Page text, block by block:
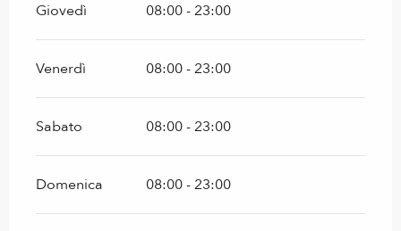
Giovedì 08:00 - 23:00
Venerdì 08:00 - 23:00
Sabato 08:00 - 23:00
Domenica 08:00 - 23:00